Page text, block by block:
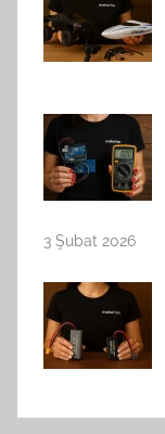
3 Şubat 2026